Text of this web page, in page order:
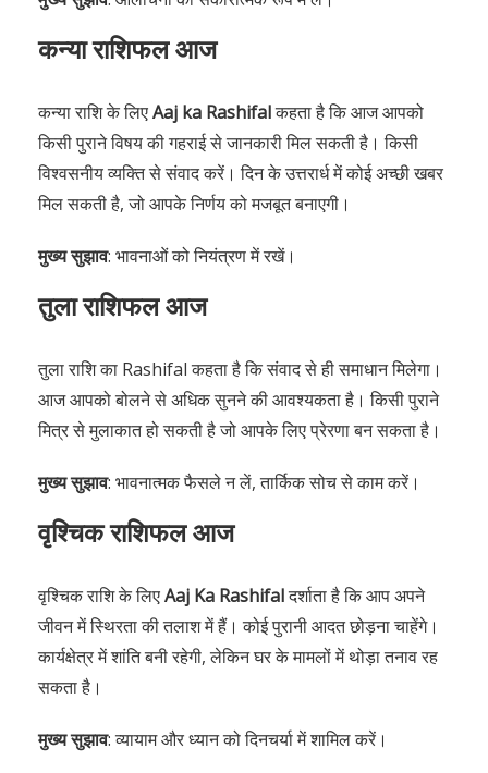
कन्या राशिफल आज
कन्या राशि के लिएAaj ka Rashifalकहता है कि आज आपको
किसी पुराने विषय की गहराई से जानकारी मिल सकती है। किसी
विश्वसनीय व्यक्ति से संवाद करें। दिन के उत्तरार्ध में कोई अच्छी खबर
मिल सकती है, जो आपके निर्णय को मजबूत बनाएगी।
मुख्य सुझाव: भावनाओं को नियंत्रण में रखें।
तुला राशिफल आज
तुला राशि का Rashifal कहता है कि संवाद से ही समाधान मिलेगा।
आज आपको बोलने से अधिक सुनने की आवश्यकता है। किसी पुराने
मित्र से मुलाकात हो सकती है जो आपके लिए प्रेरणा बन सकता है।
मुख्य सुझाव: भावनात्मक फैसले न लें, तार्किक सोच से काम करें।
वृश्चिक राशिफल आज
वृश्चिक राशि के लिएAaj Ka Rashifalदर्शाता है कि आप अपने
जीवन में स्थिरता की तलाश में हैं। कोई पुरानी आदत छोड़ना चाहेंगे।
कार्यक्षेत्र में शांति बनी रहेगी, लेकिन घर के मामलों में थोड़ा तनाव रह
सकता है।
मुख्य सुझाव: व्यायाम और ध्यान को दिनचर्या में शामिल करें।